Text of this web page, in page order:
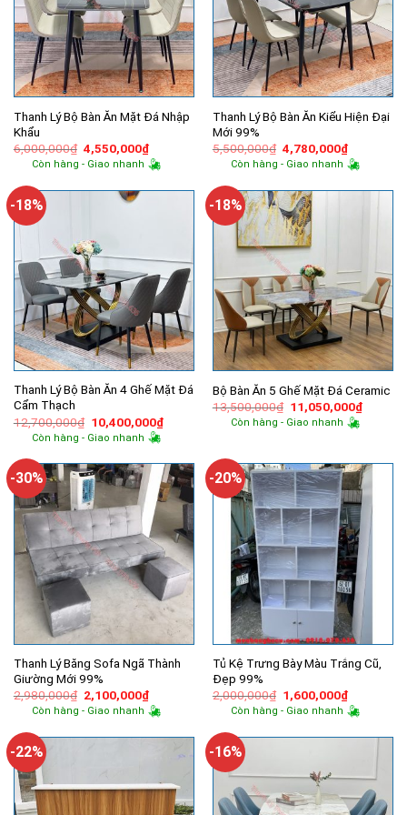
Thanh Lý Bộ Bàn Ăn Mặt Đá Nhập
Khẩu
6,000,000₫ Giá
gốc
là:
4,550,000₫Giá
hiện
tại
4,550,000₫.
Còn hàng - Giao nhanh
Thanh Lý Bộ Bàn Ăn Kiểu Hiện Đại
Mới 99%
5,500,000₫ Giá
gốc
là:
4,780,000₫Giá
hiện
tại
Còn hàng - Giao nhanh
-18%
Thanh Lý Bộ Bàn Ăn 4 Ghế Mặt Đá
Cẩm Thạch
12,700,000₫ Giá
gốc
là:
10,400,000₫Giá
hiện
10,400,000₫.
Còn hàng - Giao nhanh
-18%
Bộ Bàn Ăn 5 Ghế Mặt Đá Ceramic
13,500,000₫ Giá
gốc
là:
11,050,000₫Giá
hiện
Còn hàng - Giao nhanh
-30%
Thanh Lý Băng Sofa Ngã Thành
Giường Mới 99%
2,980,000₫ Giá
gốc
là:
2,100,000₫Giá
hiện
tại
2,100,000₫.
Còn hàng - Giao nhanh
-20%
Tủ Kệ Trưng Bày Màu Trắng Cũ,
Đẹp 99%
2,000,000₫ Giá
gốc
là:
1,600,000₫Giá
hiện
tại
Còn hàng - Giao nhanh
-22% -16%